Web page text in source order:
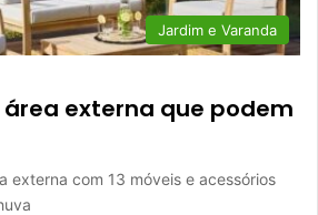
Jardim e Varanda
externa que podem
externa com 13 móveis e acessórios